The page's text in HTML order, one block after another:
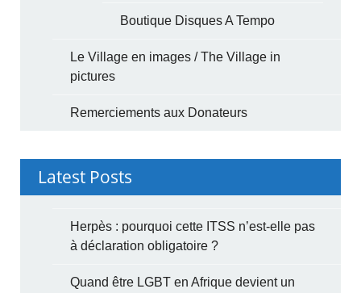
Boutique Disques A Tempo
Le Village en images / The Village in
pictures
Remerciements aux Donateurs
Latest Posts
Herpès : pourquoi cette ITSS n’est-elle pas
à déclaration obligatoire ?
Quand être LGBT en Afrique devient un